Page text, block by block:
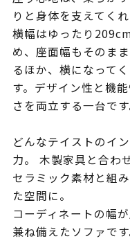
りと身体を支えてく
横幅はゆったり
め、座面幅もそのま
るほか、横になって
す。デザイン性と機
さを両立する一台です
どんなテイストのイ
力。 木製家具と合わ
セラミック素材と組
た空間に。
コーディネートの幅
兼ね備えたソファです